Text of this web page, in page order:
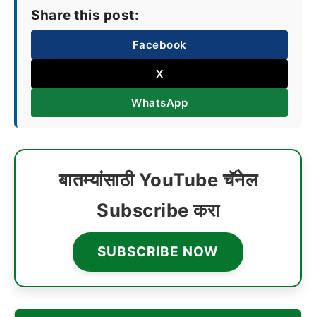
Share this post:
Facebook
X
WhatsApp
बातम्यांसाठी YouTube चॅनेल
Subscribe करा
SUBSCRIBE NOW